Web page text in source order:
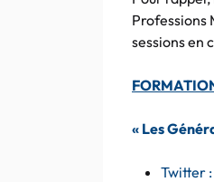
Professions
sessions en
« Les
Twitter :